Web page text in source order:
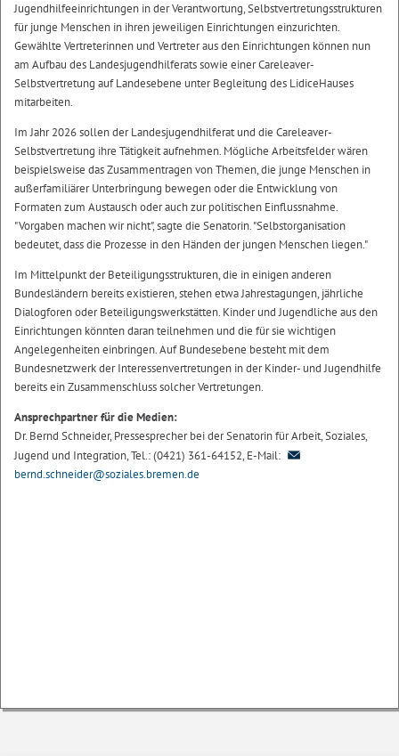
Jugendhilfeeinrichtungen in der Verantwortung, Selbstvertretungsstrukturen
für junge Menschen in ihren jeweiligen Einrichtungen einzurichten.
Gewählte Vertreterinnen und Vertreter aus den Einrichtungen können nun
am Aufbau des Landesjugendhilferats sowie einer Careleaver-
Selbstvertretung auf Landesebene unter Begleitung des LidiceHauses
mitarbeiten.
Im Jahr 2026 sollen der Landesjugendhilferat und die Careleaver-
Selbstvertretung ihre Tätigkeit aufnehmen. Mögliche Arbeitsfelder wären
beispielsweise das Zusammentragen von Themen, die junge Menschen in
außerfamiliärer Unterbringung bewegen oder die Entwicklung von
Formaten zum Austausch oder auch zur politischen Einflussnahme.
"Vorgaben machen wir nicht", sagte die Senatorin. "Selbstorganisation
bedeutet, dass die Prozesse in den Händen der jungen Menschen liegen."
Im Mittelpunkt der Beteiligungsstrukturen, die in einigen anderen
Bundesländern bereits existieren, stehen etwa Jahrestagungen, jährliche
Dialogforen oder Beteiligungswerkstätten. Kinder und Jugendliche aus den
Einrichtungen könnten daran teilnehmen und die für sie wichtigen
Angelegenheiten einbringen. Auf Bundesebene besteht mit dem
Bundesnetzwerk der Interessenvertretungen in der Kinder- und Jugendhilfe
bereits ein Zusammenschluss solcher Vertretungen.
Ansprechpartner für die Medien:
Dr. Bernd Schneider, Pressesprecher bei der Senatorin für Arbeit, Soziales,
Jugend und Integration, Tel.: (0421) 361-64152, E-Mail:
bernd.schneider@soziales.bremen.de